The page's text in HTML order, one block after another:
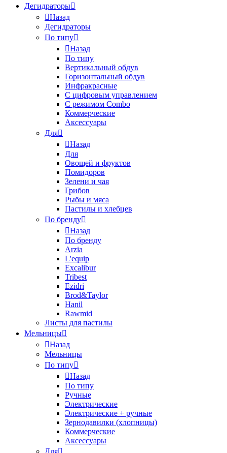
Дегидраторы
Назад
Дегидраторы
По типу
Назад
По типу
Вертикальный обдув
Горизонтальный обдув
Инфракрасные
С цифровым управлением
С режимом Combo
Коммерческие
Аксессуары
Для
Назад
Для
Овощей и фруктов
Помидоров
Зелени и чая
Грибов
Рыбы и мяса
Пастилы и хлебцев
По бренду
Назад
По бренду
Arzia
L'equip
Excalibur
Tribest
Ezidri
Brod&Taylor
Hanil
Rawmid
Листы для пастилы
Мельницы
Назад
Мельницы
По типу
Назад
По типу
Ручные
Электрические
Электрические + ручные
Зернодавилки (хлопницы)
Коммерческие
Аксессуары
Для